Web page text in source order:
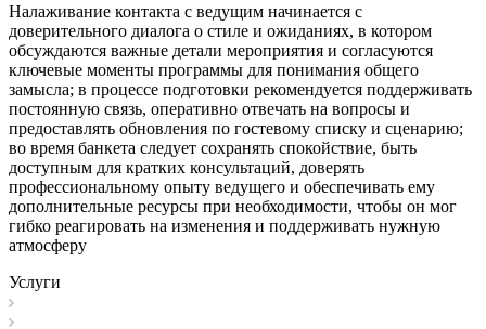
Налаживание контакта с ведущим начинается с
доверительного диалога о стиле и ожиданиях, в котором
обсуждаются важные детали мероприятия и согласуются
ключевые моменты программы для понимания общего
замысла; в процессе подготовки рекомендуется поддерживать
постоянную связь, оперативно отвечать на вопросы и
предоставлять обновления по гостевому списку и сценарию;
во время банкета следует сохранять спокойствие, быть
доступным для кратких консультаций, доверять
профессиональному опыту ведущего и обеспечивать ему
дополнительные ресурсы при необходимости, чтобы он мог
гибко реагировать на изменения и поддерживать нужную
атмосферу
Услуги